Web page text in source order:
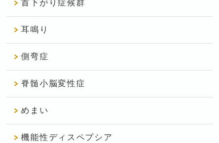
首下がり症候群
耳鳴り
側弯症
脊髄小脳変性症
めまい
機能性ディスペプシア